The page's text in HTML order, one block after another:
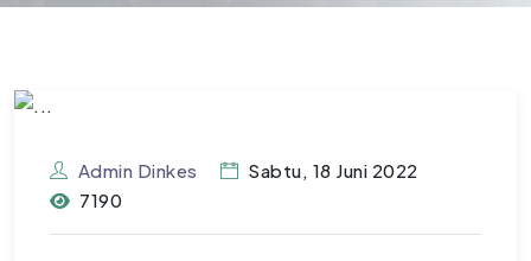
Admin Dinkes
Sabtu, 18 Juni 2022
7190